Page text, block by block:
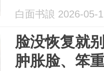
白面书誏 2026-05-
脸没恢复就
肿胀脸、笨